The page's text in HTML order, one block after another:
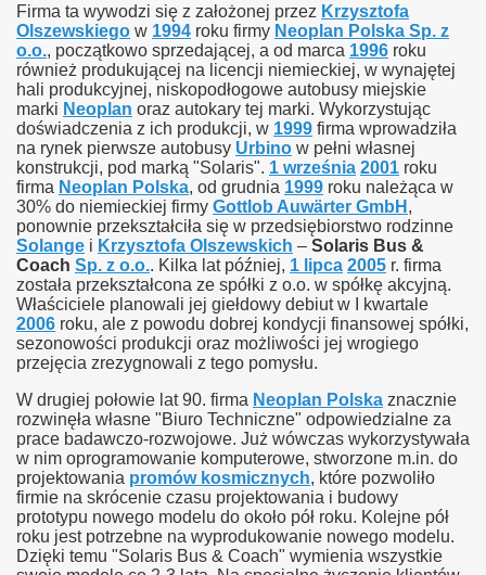
Firma ta wywodzi się z założonej przez Krzysztofa
Olszewskiego w 1994 roku firmy Neoplan Polska Sp. z
o.o., początkowo sprzedającej, a od marca 1996 roku
również produkującej na licencji niemieckiej, w wynajętej
hali produkcyjnej, niskopodłogowe autobusy miejskie
marki Neoplan oraz autokary tej marki. Wykorzystując
doświadczenia z ich produkcji, w 1999 firma wprowadziła
na rynek pierwsze autobusy Urbino w pełni własnej
konstrukcji, pod marką "Solaris". 1 września 2001 roku
firma Neoplan Polska, od grudnia 1999 roku należąca w
30% do niemieckiej firmy Gottlob Auwärter GmbH ,
ponownie przekształciła się w przedsiębiorstwo rodzinne
Solange i Krzysztofa Olszewskich – Solaris Bus &
Coach Sp. z o.o.. Kilka lat później, 1 lipca 2005 r. firma
została przekształcona ze spółki z o.o. w spółkę akcyjną.
Właściciele planowali jej giełdowy debiut w I kwartale
2006 roku, ale z powodu dobrej kondycji finansowej spółki,
sezonowości produkcji oraz możliwości jej wrogiego
przejęcia zrezygnowali z tego pomysłu.
W drugiej połowie lat 90. firma Neoplan Polska znacznie
rozwinęła własne "Biuro Techniczne" odpowiedzialne za
prace badawczo-rozwojowe. Już wówczas wykorzystywała
w nim oprogramowanie komputerowe, stworzone m.in. do
projektowania promów kosmicznych, które pozwoliło
firmie na skrócenie czasu projektowania i budowy
prototypu nowego modelu do około pół roku. Kolejne pół
roku jest potrzebne na wyprodukowanie nowego modelu.
Dzięki temu "Solaris Bus & Coach" wymienia wszystkie